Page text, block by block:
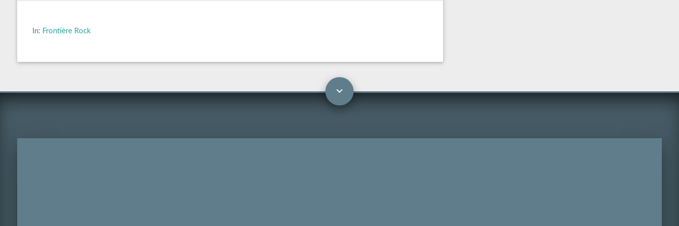
In: Frontière Rock